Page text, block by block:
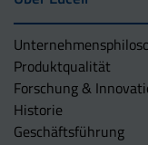
Produktqualität
Forschung &
Historie
Geschäftsführung